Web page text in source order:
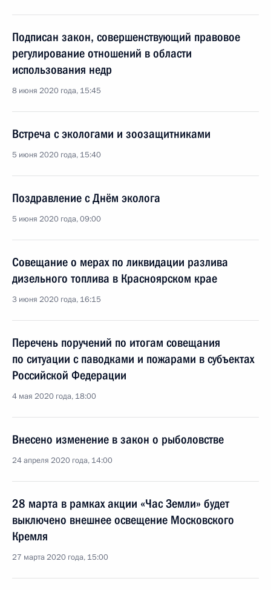
Подписан закон, совершенствующий правовое
регулирование отношений в области
использования недр
8 июня 2020 года, 15:45
Встреча с экологами и зоозащитниками
5 июня 2020 года, 15:40
Поздравление с Днём эколога
5 июня 2020 года, 09:00
Совещание о мерах по ликвидации разлива
дизельного топлива в Красноярском крае
3 июня 2020 года, 16:15
Перечень поручений по итогам совещания
по ситуации с паводками и пожарами в субъектах
Российской Федерации
4 мая 2020 года, 18:00
Внесено изменение в закон о рыболовстве
24 апреля 2020 года, 14:00
28 марта в рамках акции «Час Земли» будет
выключено внешнее освещение Московского
Кремля
27 марта 2020 года, 15:00